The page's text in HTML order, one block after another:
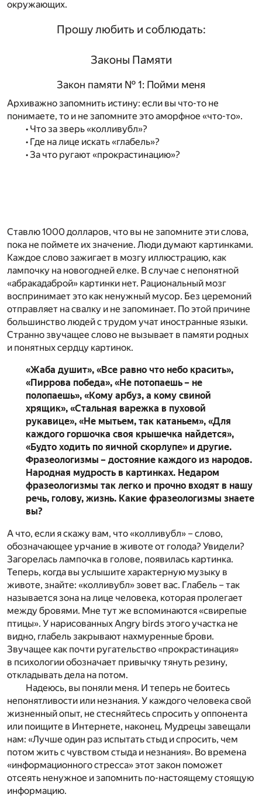
окружающих.
Прошу любить и соблюдать:
Законы Памяти
Закон памяти № 1: Пойми меня
Архиважно запомнить истину: если вы что-то не
понимаете, то и не запомните это аморфное «что-то».
• Что за зверь «колливубл»?
• Где на лице искать «глабель»?
• За что ругают «прокрастинацию»?
Ставлю 1000 долларов, что вы не запомните эти слова,
пока не поймете их значение. Люди думают картинками.
Каждое слово зажигает в мозгу иллюстрацию, как
лампочку на новогодней елке. В случае с непонятной
«абракадаброй» картинки нет. Рациональный мозг
воспринимает это как ненужный мусор. Без церемоний
отправляет на свалку и не запоминает. По этой причине
большинство людей с трудом учат иностранные языки.
Странно звучащее слово не вызывает в памяти родных
и понятных сердцу картинок.
«Жаба душит», «Все равно что небо красить»,
«Пиррова победа», «Не потопаешь – не
полопаешь», «Кому арбуз, а кому свиной
хрящик», «Стальная варежка в пуховой
рукавице», «Не мытьем, так катаньем», «Для
каждого горшочка своя крышечка найдется»,
«Будто ходить по яичной скорлупе» и другие.
Фразеологизмы – достояние каждого из народов.
Народная мудрость в картинках. Недаром
фразеологизмы так легко и прочно входят в нашу
речь, голову, жизнь. Какие фразеологизмы знаете
вы?
А что, если я скажу вам, что «колливубл» – слово,
обозначающее урчание в животе от голода? Увидели?
Загорелась лампочка в голове, появилась картинка.
Теперь, когда вы услышите характерную музыку в
животе, знайте: «колливубл» зовет вас. Глабель – так
называется зона на лице человека, которая пролегает
между бровями. Мне тут же вспоминаются «свирепые
птицы». У нарисованных Angry birds этого участка не
видно, глабель закрывают нахмуренные брови.
Звучащее как почти ругательство «прокрастинация»
в психологии обозначает привычку тянуть резину,
откладывать дела на потом.
Надеюсь, вы поняли меня. И теперь не боитесь
непонятливости или незнания. У каждого человека свой
жизненный опыт, не стесняйтесь спросить у оппонента
или поищите в Интернете, наконец. Мудрецы завещали
нам: «Лучше один раз испытать стыд и спросить, чем
потом жить с чувством стыда и незнания». Во времена
«информационного стресса» этот закон поможет
отсеять ненужное и запомнить по-настоящему стоящую
информацию.